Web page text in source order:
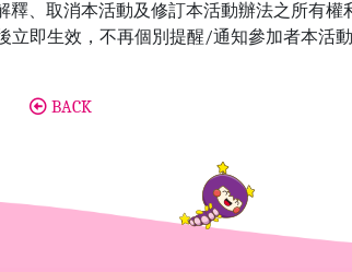
、取消本活動及修訂本活動辦法之所有
立即生效，不再個別提醒/通知參加者本活動
BACK